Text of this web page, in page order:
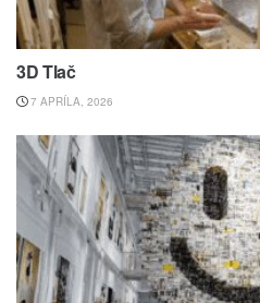
3D Tlač
7 APRÍLA, 2026